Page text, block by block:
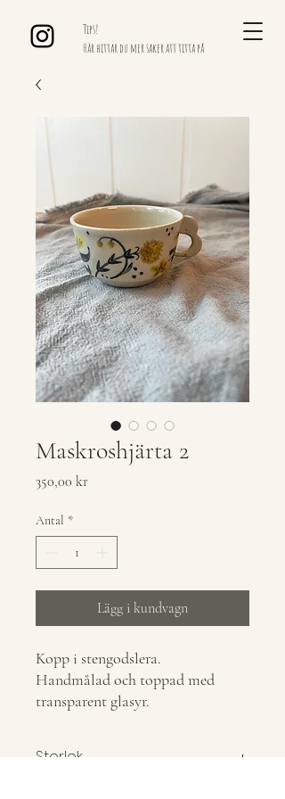
Tips!
Här hittar du mer saker att titta på
Maskroshjärta 2
350,00 krPris
Antal *
Lägg i kundvagn
Kopp i stengodslera.
Handmålad och toppad med
transparent glasyr.
Storlek